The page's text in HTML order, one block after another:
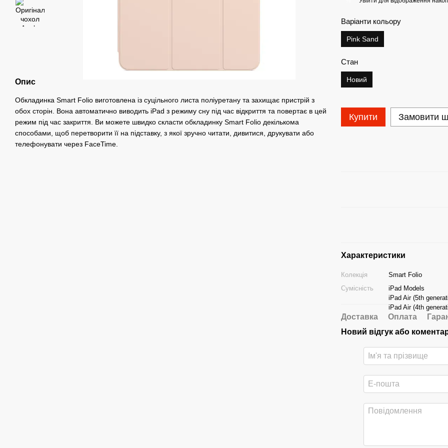
Опис
Обкладинка Smart Folio виготовлена із суцільного листа поліуретану та захищає пристрій з
обох сторін. Вона автоматично виводить iPad з режиму сну під час відкриття та повертає в цей
режим під час закриття. Ви можете швидко скласти обкладинку Smart Folio декількома
способами, щоб перетворити її на підставку, з якої зручно читати, дивитися, друкувати або
телефонувати через FaceTime.
Варіанти кольору
Pink Sand
Стан
Новий
Купити Замовити
Характеристики
Колекція
Smart Folio
Сумісність
iPad Models
iPad Air (5th
iPad Air (4th
Доставка Оплата
Новий відгук або